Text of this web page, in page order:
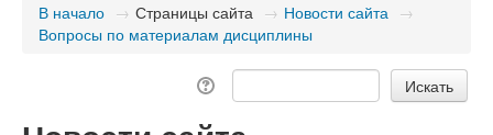
В начало → Страницы сайта → Новости сайта →
Вопросы по материалам дисциплины